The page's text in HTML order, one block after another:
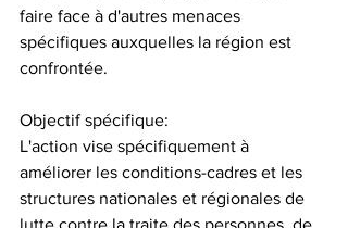
faire face à d'autres menaces
spécifiques auxquelles la région est
confrontée.
Objectif spécifique:
L'action vise spécifiquement à
améliorer les conditions-cadres et les
structures nationales et régionales de
lutte contre la traite des personnes, de